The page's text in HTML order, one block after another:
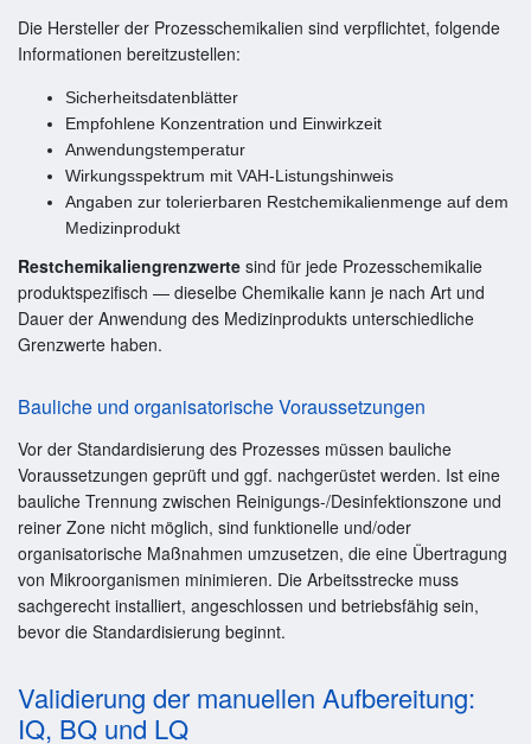
Die Hersteller der Prozesschemikalien sind verpflichtet, folgende
Informationen bereitzustellen:
Sicherheitsdatenblätter
Empfohlene Konzentration und Einwirkzeit
Anwendungstemperatur
Wirkungsspektrum mit VAH-Listungshinweis
Angaben zur tolerierbaren Restchemikalienmenge auf dem
Medizinprodukt
Restchemikaliengrenzwerte sind für jede Prozesschemikalie
produktspezifisch — dieselbe Chemikalie kann je nach Art und
Dauer der Anwendung des Medizinprodukts unterschiedliche
Grenzwerte haben.
Bauliche und organisatorische Voraussetzungen
Vor der Standardisierung des Prozesses müssen bauliche
Voraussetzungen geprüft und ggf. nachgerüstet werden. Ist eine
bauliche Trennung zwischen Reinigungs-/Desinfektionszone und
reiner Zone nicht möglich, sind funktionelle und/oder
organisatorische Maßnahmen umzusetzen, die eine Übertragung
von Mikroorganismen minimieren. Die Arbeitsstrecke muss
sachgerecht installiert, angeschlossen und betriebsfähig sein,
bevor die Standardisierung beginnt.
Validierung der manuellen Aufbereitung:
IQ, BQ und LQ